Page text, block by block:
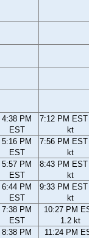
4:38 PM
EST
7:12 PM
kt
5:16 PM
EST
7:56 PM
kt
5:57 PM
EST
8:43 PM
kt
6:44 PM
EST
9:33 PM
kt
7:38 PM
EST
10:27 PM
1.2 kt
8:38 PM
11:24 PM